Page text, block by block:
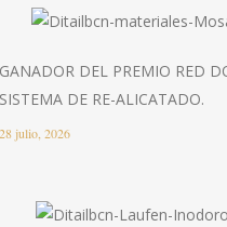
GANADOR DEL PREMIO RED
SISTEMA DE RE-ALICATADO.
28 julio, 2026